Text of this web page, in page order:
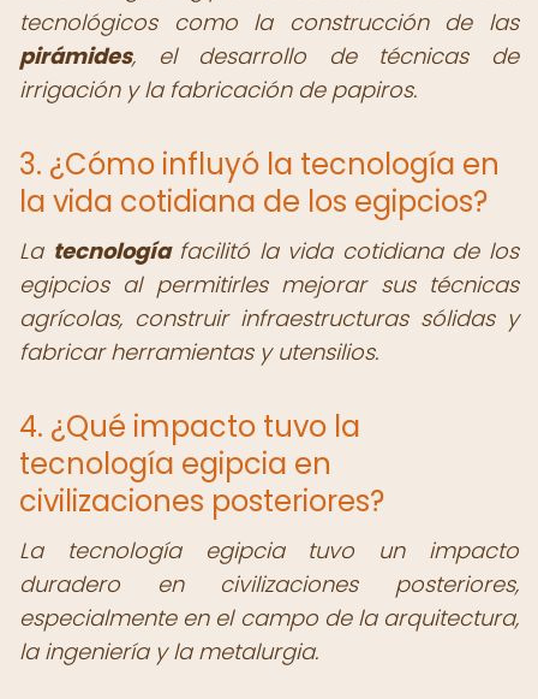
tecnológicos como la construcción de las
pirámides, el desarrollo de técnicas de
irrigación y la fabricación de papiros.
3. ¿Cómo influyó la tecnología en
la vida cotidiana de los egipcios?
La tecnologíafacilitó la vida cotidiana de los
egipcios al permitirles mejorar sus técnicas
agrícolas, construir infraestructuras sólidas y
fabricar herramientas y utensilios.
4. ¿Qué impacto tuvo la
tecnología egipcia en
civilizaciones posteriores?
La tecnología egipcia tuvo un impacto
duradero en civilizaciones posteriores,
especialmente en el campo de la arquitectura,
la ingeniería y la metalurgia.